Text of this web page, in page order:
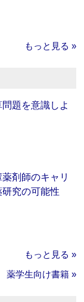
もっと見る »
問題を意識しよ
剤師のキャリ
研究の可能性
もっと見る »
薬学生向け書籍 »